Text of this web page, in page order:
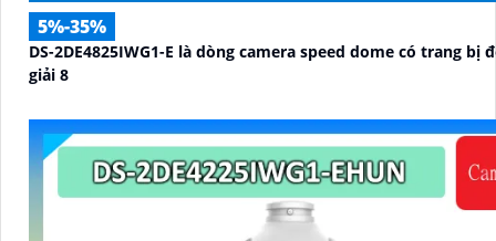
5%-35%
DS-2DE4825IWG1-E là dòng camera speed dome có trang bị
giải 8